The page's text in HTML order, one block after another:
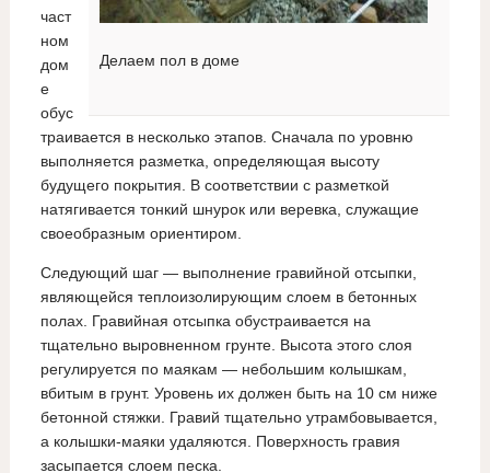
Делаем пол в доме
част
ном
дом
е
обус
траивается в несколько этапов. Сначала по уровню
выполняется разметка, определяющая высоту
будущего покрытия. В соответствии с разметкой
натягивается тонкий шнурок или веревка, служащие
своеобразным ориентиром.
Следующий шаг — выполнение гравийной отсыпки,
являющейся теплоизолирующим слоем в бетонных
полах. Гравийная отсыпка обустраивается на
тщательно выровненном грунте. Высота этого слоя
регулируется по маякам — небольшим колышкам,
вбитым в грунт. Уровень их должен быть на 10 см ниже
бетонной стяжки. Гравий тщательно утрамбовывается,
а колышки-маяки удаляются. Поверхность гравия
засыпается слоем песка.